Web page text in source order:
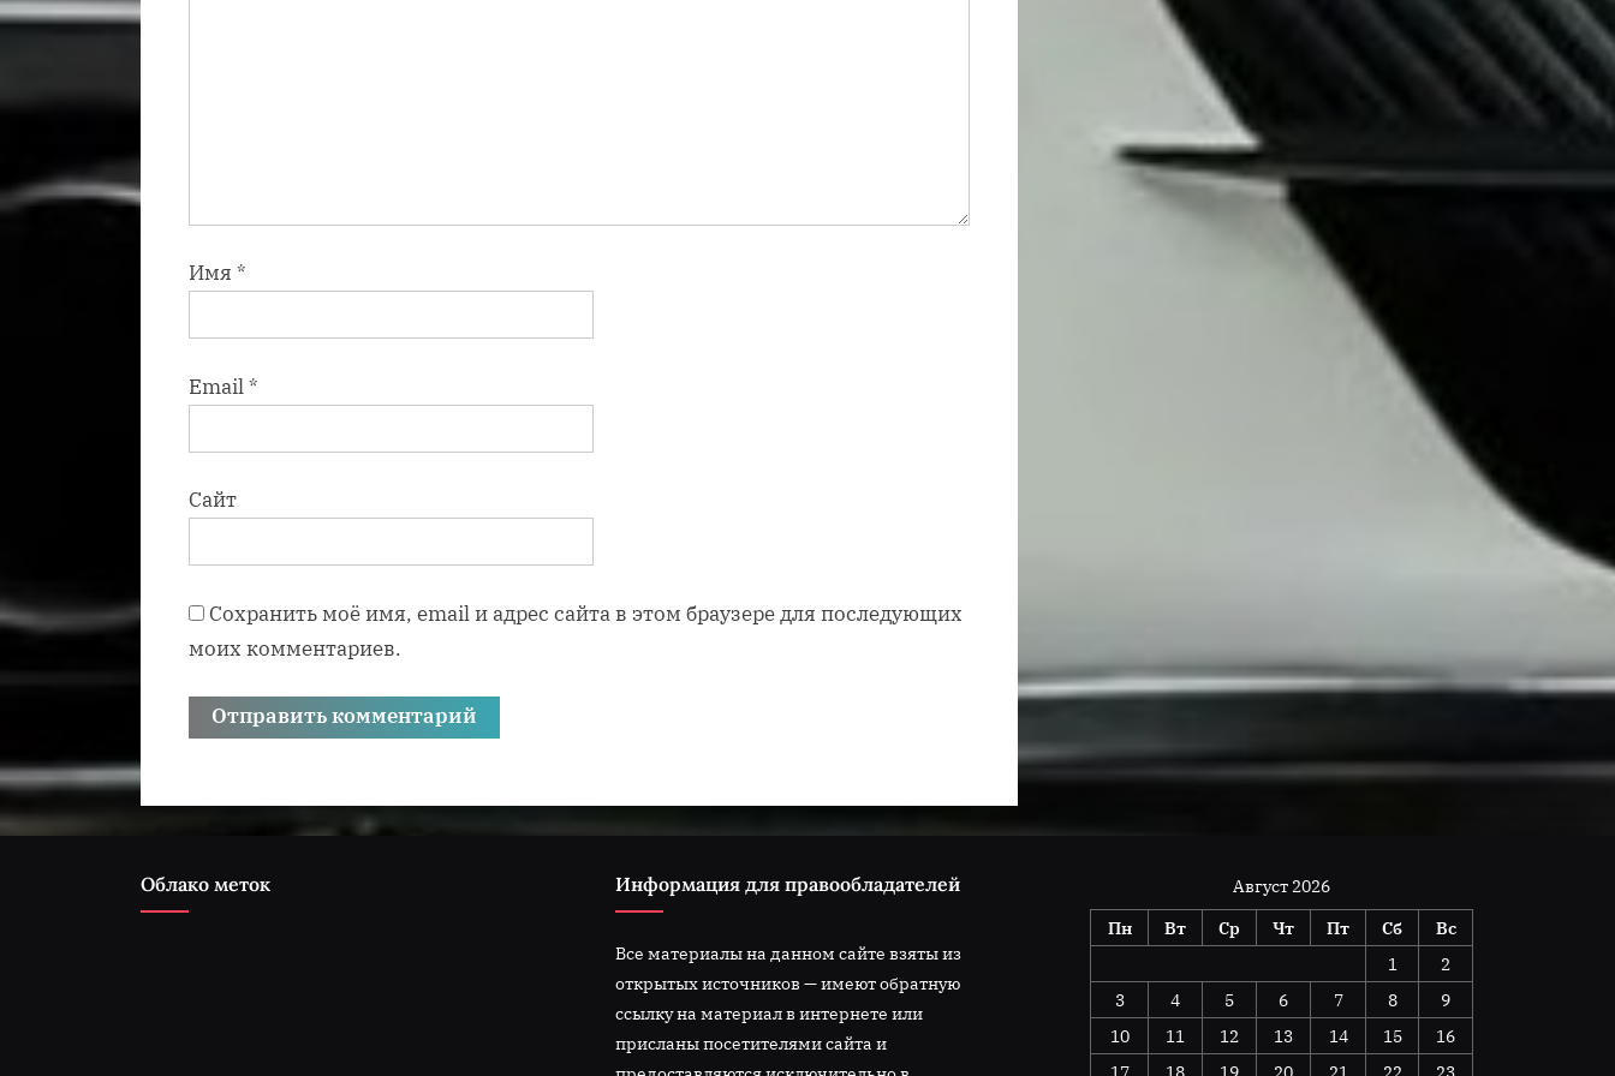
Имя *
Email*
Сайт
Сохранить моё имя, email и адрес сайта в этом браузере для последующих
моих комментариев.
Облако меток Информация для правообладателей
Все материалы на данном сайте взяты из
открытых источников — имеют обратную
ссылку на материал в интернете или
присланы посетителями сайта и
Август 2026
Пн
Вт Ср Чт Пт Сб
Вс
1
2
3
4 5 6 7 8
9
10
11 12 13 14 15
16